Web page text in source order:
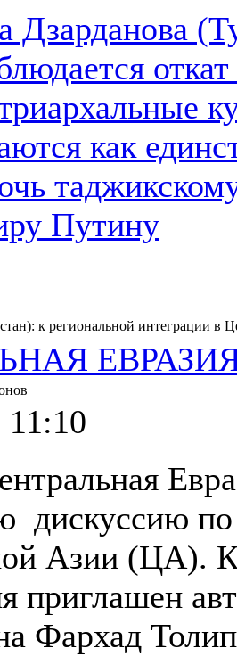
Дзарданова
как
Путину
к региональной интеграции в
11:10
дискуссию
Азии (ЦА).
приглашен
Фархад